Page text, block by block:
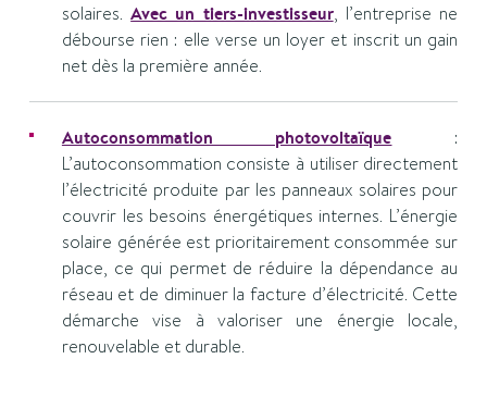
solaires.Avec un tiers-investisseur, l’entreprise ne
débourse rien : elle verse un loyer et inscrit un gain
net dès la première année.
Autoconsommation photovoltaïque :
L’autoconsommation consiste à utiliser directement
l’électricité produite par les panneaux solaires pour
couvrir les besoins énergétiques internes. L’énergie
solaire générée est prioritairement consommée sur
place, ce qui permet de réduire la dépendance au
réseau et de diminuer la facture d’électricité. Cette
démarche vise à valoriser une énergie locale,
renouvelable et durable.